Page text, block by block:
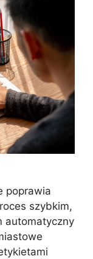
poprawia
szybkim,
automatyczny